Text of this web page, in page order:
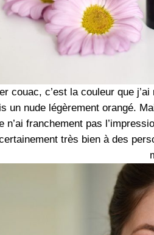
couac, c’est la couleur que
un nude légèrement orangé.
n’ai franchement pas
très bien à des